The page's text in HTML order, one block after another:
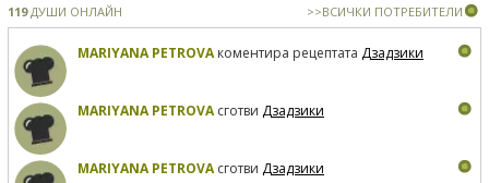
119ДУШИ ОНЛАЙН >>ВСИЧКИ ПОТРЕБИТЕЛИ
MARIYANA PETROVAкоментира рецептата Дзадзики
MARIYANA PETROVAсготви Дзадзики
MARIYANA PETROVAсготви Дзадзики